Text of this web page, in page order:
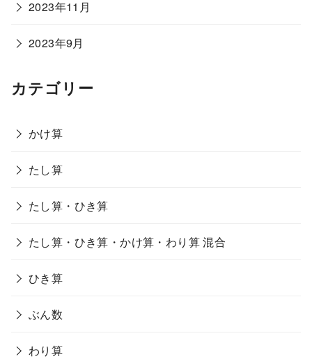
2023年11月
2023年9月
カテゴリー
かけ算
たし算
たし算・ひき算
たし算・ひき算・かけ算・わり算 混合
ひき算
ぶん数
わり算